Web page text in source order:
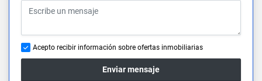
Acepto recibir información sobre ofertas inmobiliarias
Enviar mensaje